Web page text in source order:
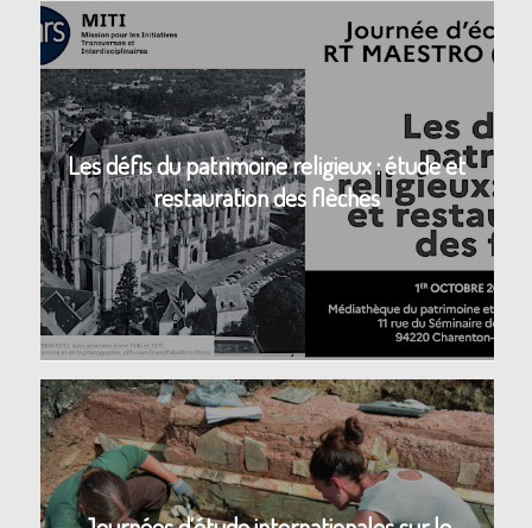
Les défis du patrimoine religieux : étude et
restauration des flèches